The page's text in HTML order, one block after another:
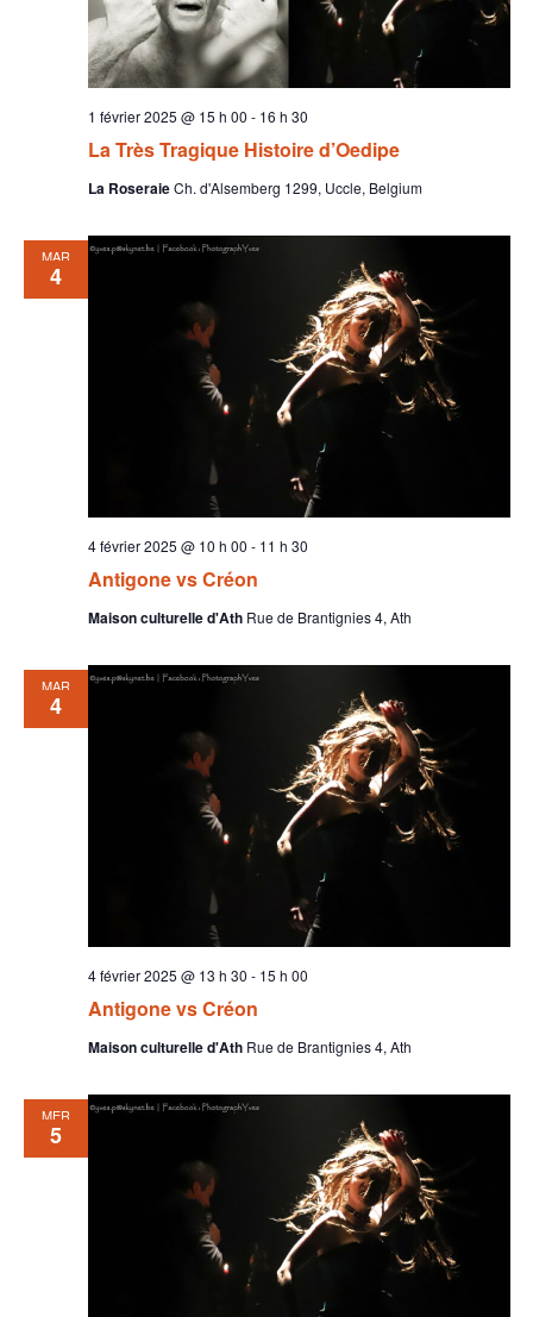
La Très Tragique Histoire d’Oedipe
1 février 2025 @ 15 h 00 - 16 h 30
La RoseraieCh. d'Alsemberg 1299, Uccle, Belgium
MAR
4
Antigone vs Créon
4 février 2025 @ 10 h 00 - 11 h 30
Maison culturelle d'Ath Rue de Brantignies 4, Ath
MAR
4
Antigone vs Créon
4 février 2025 @ 13 h 30 - 15 h 00
Maison culturelle d'Ath Rue de Brantignies 4, Ath
MER
5